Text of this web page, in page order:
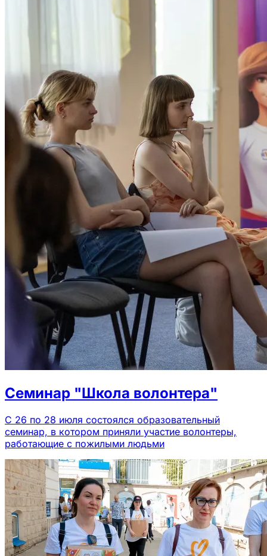
Семинар "Школа волонтера"
С 26 по 28 июля состоялся образовательный
семинар, в котором приняли участие волонтеры,
работающие с пожилыми людьми